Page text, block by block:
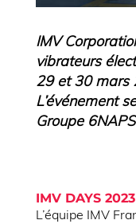
IMV
vibrateurs
29 et 30 mars
L’événement
Groupe
IMV DAYS 2023
L’équipe IMV